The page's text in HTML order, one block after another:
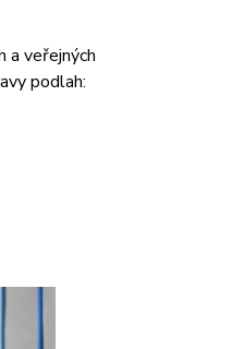
a veřejných
podlah: